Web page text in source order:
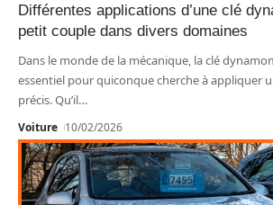
Différentes applications d’une clé
petit couple dans divers domaines
Dans le monde de la mécanique, la clé
essentiel pour quiconque cherche à appliquer
précis. Qu’il…
Voiture 10/02/2026